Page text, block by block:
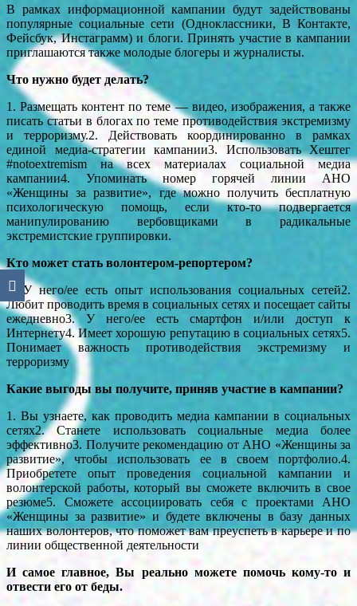
В рамках информационной кампании будут задействованы
популярные социальные сети (Одноклассники, В Контакте,
Фейсбук, Инстаграмм) и блоги. Принять участие в кампании
приглашаются также молодые блогеры и журналисты.
Что нужно будет делать?
1. Размещать контент по теме — видео, изображения, а также
писать статьи в блогах по теме противодействия экстремизму
и терроризму.2. Действовать координированно в рамках
единой медиа-стратегии кампании3. Использовать Хештег
#notoextremism на всех материалах социальной медиа
кампании4. Упоминать номер горячей линии АНО
«Женщины за развитие», где можно получить бесплатную
психологическую помощь, если кто-то подвергается
манипулированию вербовщиками в радикальные
экстремистские группировки.
Кто может стать волонтером-репортером?
1. У него/ее есть опыт использования социальных сетей2.
Любит проводить время в социальных сетях и посещает сайты
ежедневно3. У него/ее есть смартфон и/или доступ к
Интернету4. Имеет хорошую репутацию в социальных сетях5.
Понимает важность противодействия экстремизму и
терроризму
Какие выгоды вы получите, приняв участие в кампании?
1. Вы узнаете, как проводить медиа кампании в социальных
сетях2. Станете использовать социальные медиа более
эффективно3. Получите рекомендацию от АНО «Женщины за
развитие», чтобы использовать ее в своем портфолио.4.
Приобретете опыт проведения социальной кампании и
волонтерской работы, который вы сможете включить в свое
резюме5. Сможете ассоциировать себя с проектами АНО
«Женщины за развитие» и будете включены в базу данных
наших волонтеров, что поможет вам преуспеть в карьере и по
линии общественной деятельности
И самое главное, Вы реально можете помочь кому-то и
отвести его от беды.